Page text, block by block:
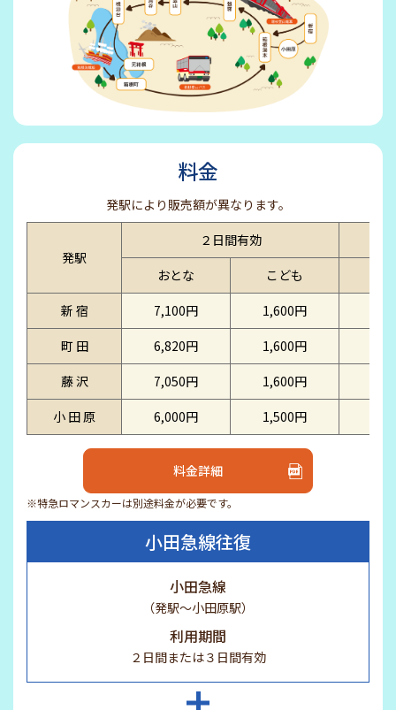
料金
発駅により販売額が異なります。
発駅
２日間有効
おとな
こども
新 宿
7,100円 1,600円
町 田
6,820円 1,600円
藤 沢
7,050円 1,600円
小 田 原
6,000円 1,500円
料金詳細
※特急ロマンスカーは別途料金が必要です。
小田急線往復
小田急線
（発駅～小田原駅）
利用期間
２日間または３日間有効